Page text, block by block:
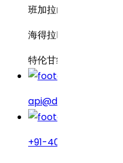
班加拉山
海得拉巴 – 500034
特伦甘纳邦，印度
api@drreddys.com
+91-40-49002222